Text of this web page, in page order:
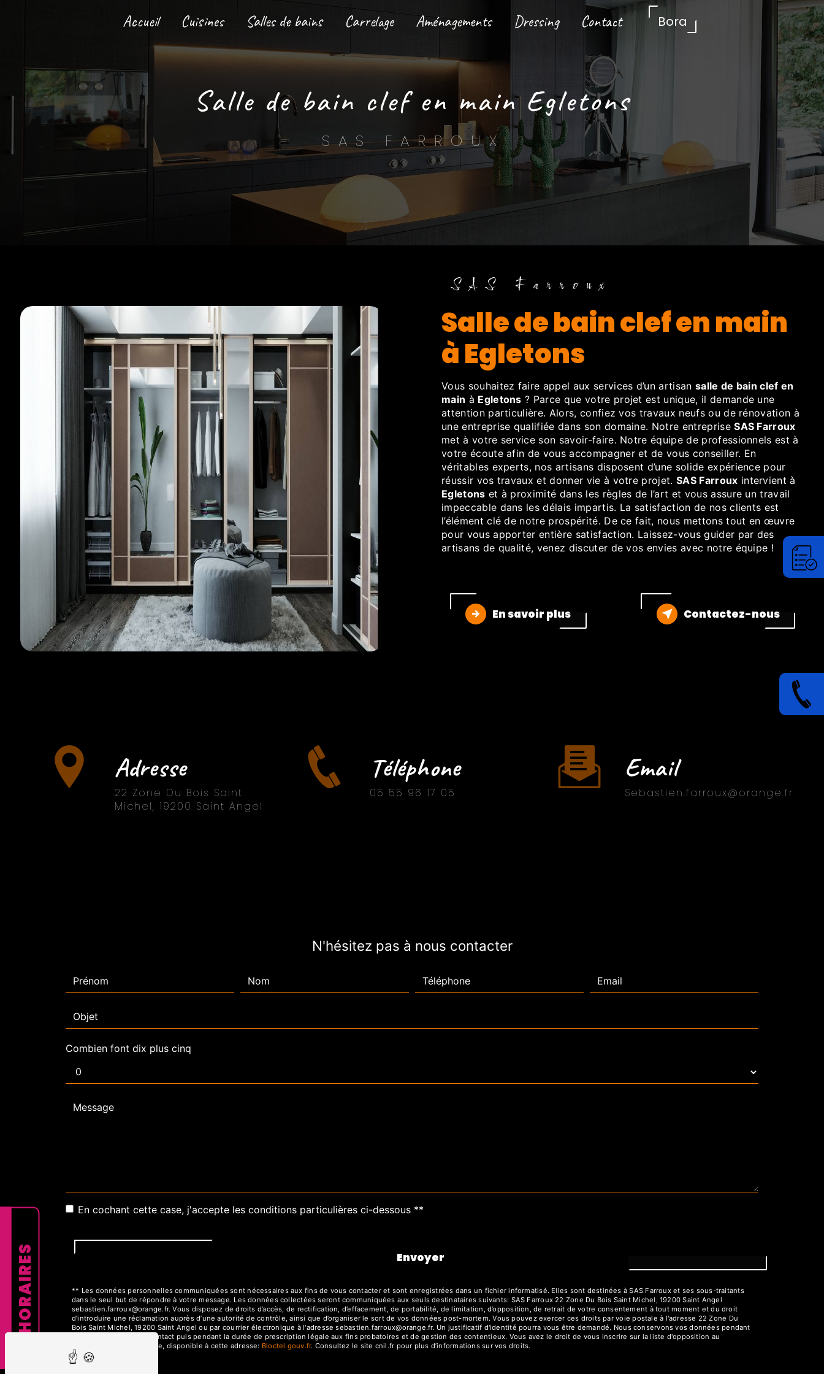
Accueil Cuisines Salles de bains Carrelage Aménagements Dressing Contact Bora
HORAIRES
salle de bain clef en main Egletons
SAS FARROUX
SAS Farroux
salle de bain clef en main
à Egletons
Vous souhaitez faire appel aux services d’un artisan salle de bain clef en
main à Egletons ? Parce que votre projet est unique, il demande une
attention particulière. Alors, confiez vos travaux neufs ou de rénovation à
une entreprise qualifiée dans son domaine. Notre entrepriseSAS Farroux
met à votre service son savoir-faire. Notre équipe de professionnels est à
votre écoute afin de vous accompagner et de vous conseiller. En
véritables experts, nos artisans disposent d’une solide expérience pour
réussir vos travaux et donner vie à votre projet.SAS Farroux intervient à
Egletons et à proximité dans les règles de l’art et vous assure un travail
impeccable dans les délais impartis. La satisfaction de nos clients est
l’élément clé de notre prospérité. De ce fait, nous mettons tout en œuvre
pour vous apporter entière satisfaction. Laissez-vous guider par des
artisans de qualité, venez discuter de vos envies avec notre équipe !
En savoir plus Contactez-nous
Adresse
22 Zone Du Bois Saint
Michel, 19200 Saint Angel
Téléphone
05 55 96 17 05
Email
sebastien.farroux@orange.fr
N'hésitez pas à nous contacter
Combien font dix plus cinq
En cochant cette case, j'accepte les conditions particulières ci-dessous **
Envoyer
** Les données personnelles communiquées sont nécessaires aux fins de vous contacter et sont enregistrées dans un fichier informatisé. Elles sont destinées à SAS Farroux et ses sous-traitants
dans le seul but de répondre à votre message. Les données collectées seront communiquées aux seuls destinataires suivants: SAS Farroux 22 Zone Du Bois Saint Michel, 19200 Saint Angel
sebastien.farroux@orange.fr. Vous disposez de droits d’accès, de rectification, d’effacement, de portabilité, de limitation, d’opposition, de retrait de votre consentement à tout moment et du droit
d’introduire une réclamation auprès d’une autorité de contrôle, ainsi que d’organiser le sort de vos données post-mortem. Vous pouvez exercer ces droits par voie postale à l'adresse 22 Zone Du
Bois Saint Michel, 19200 Saint Angel ou par courrier électronique à l'adresse sebastien.farroux@orange.fr. Un justificatif d'identité pourra vous être demandé. Nous conservons vos données pendant
la période de prise de contact puis pendant la durée de prescription légale aux fins probatoires et de gestion des contentieux. Vous avez le droit de vous inscrire sur la liste d'opposition au
démarchage téléphonique, disponible à cette adresse:
Bloctel.gouv.fr. Consultez le site cnil.fr pour plus d’informations sur vos droits.